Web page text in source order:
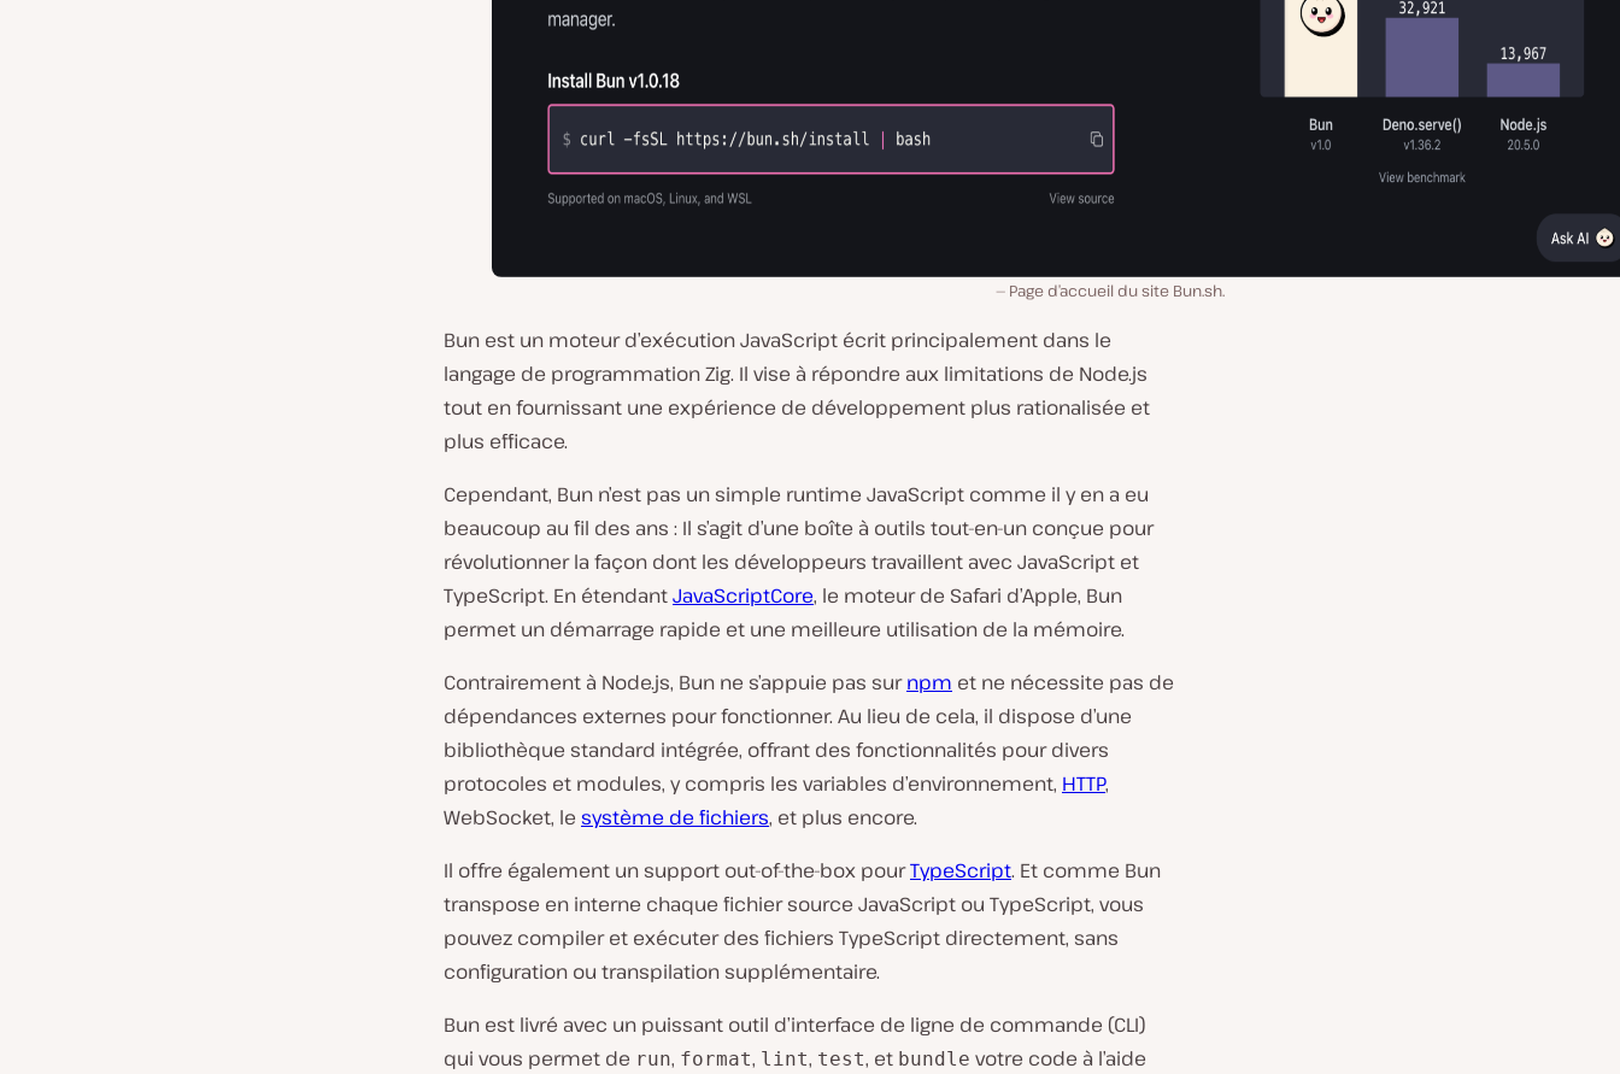
Page d’accueil du site Bun.sh.
Bun est un moteur d’exécution JavaScript écrit principalement dans le
langage de programmation Zig. Il vise à répondre aux limitations de Node.js
tout en fournissant une expérience de développement plus rationalisée et
plus efficace.
Cependant, Bun n’est pas un simple runtime JavaScript comme il y en a eu
beaucoup au fil des ans : Il s’agit d’une boîte à outils tout-en-un conçue pour
révolutionner la façon dont les développeurs travaillent avec JavaScript et
TypeScript. En étendantJavaScriptCore, le moteur de Safari d’Apple, Bun
permet un démarrage rapide et une meilleure utilisation de la mémoire.
Contrairement à Node.js, Bun ne s’appuie pas surnpm et ne nécessite pas de
dépendances externes pour fonctionner. Au lieu de cela, il dispose d’une
bibliothèque standard intégrée, offrant des fonctionnalités pour divers
protocoles et modules, y compris les variables d’environnement, HTTP,
WebSocket, le système de fichiers, et plus encore.
Il offre également un support ou͏t-of-the-box pourTypeScript. Et comme Bun
transpose en interne chaque fichier source JavaScript ou TypeScript, vous
pouvez compiler et exécuter des fichiers TypeScript͏ directement, sans
con͏figuration ou transpilation supplémentaire.
Bun est livré avec un puissant outil d’interface de ligne de commande (CLI)
qui vous permet de run, format, lint, test͏, et bundle votre code à l’aide